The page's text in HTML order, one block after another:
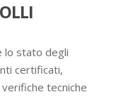
lo stato degli
certificati,
verifiche tecniche